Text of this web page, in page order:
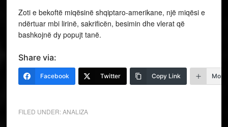
Zoti e bekoftë miqësinë shqiptaro-amerikane, një miqësi e
ndërtuar mbi lirinë, sakrificën, besimin dhe vlerat që
bashkojnë dy popujt tanë.
Share via:
Facebook Twitter Copy Link More
FILED UNDER:ANALIZA